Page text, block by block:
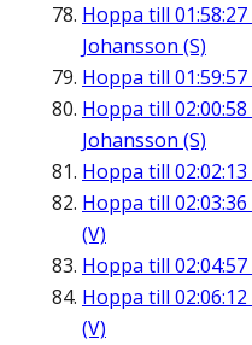
Hoppa till 01:58:27
Johansson (S)
Hoppa till 01:59:57
Hoppa till 02:00:58
Johansson (S)
Hoppa till 02:02:13
Hoppa till 02:03:36
(V)
Hoppa till 02:04:57
Hoppa till 02:06:12
(V)